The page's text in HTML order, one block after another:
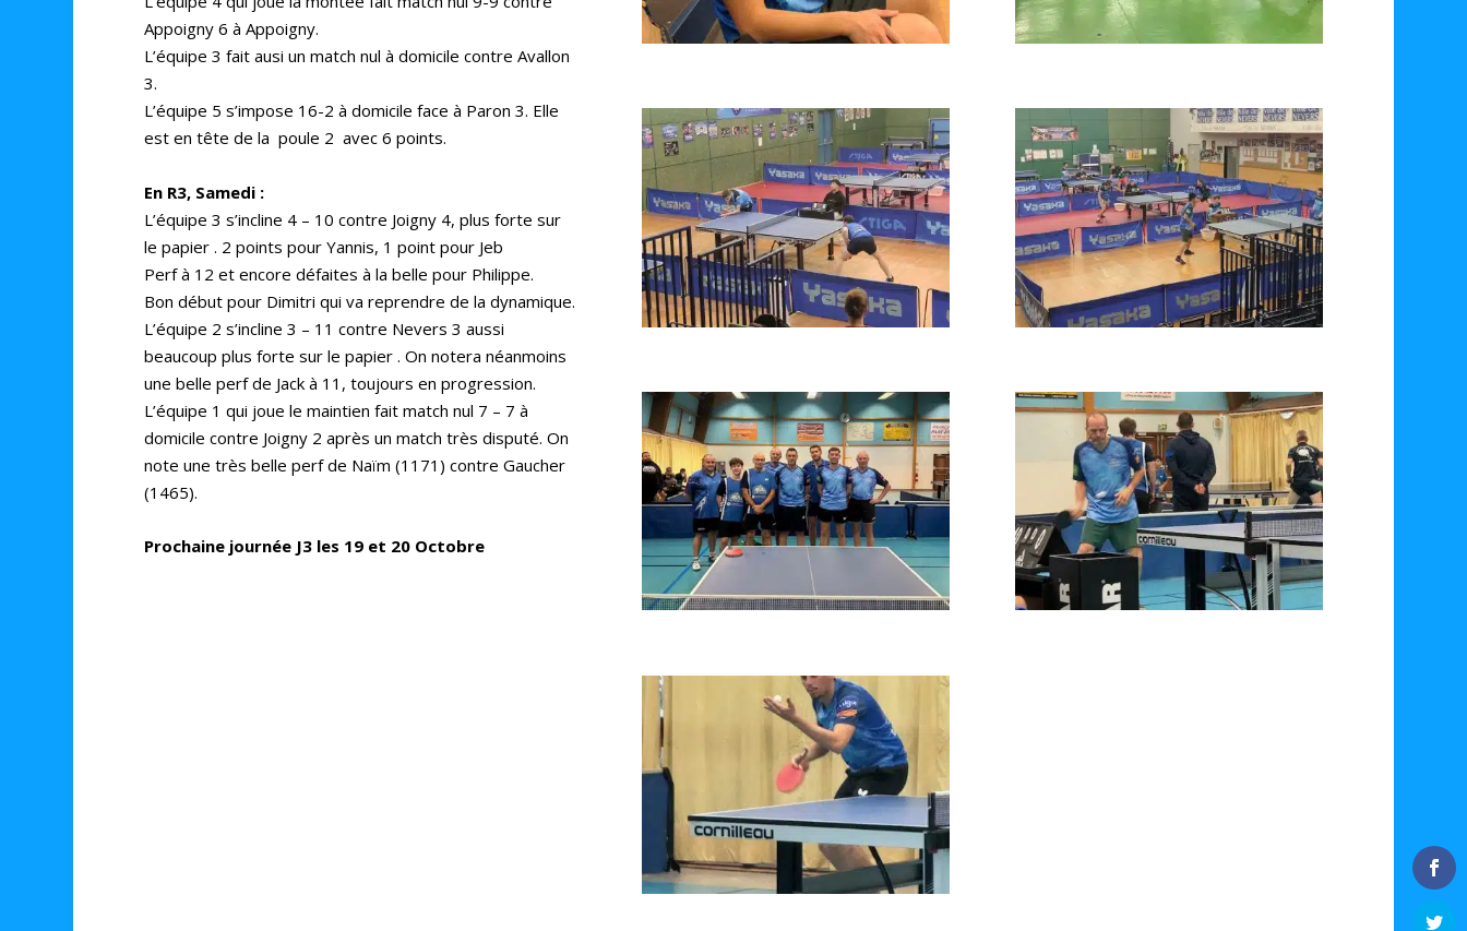
Appoigny 6 à Appoigny.
L’équipe 3 fait ausi un match nul à domicile contre Avallon
3.
L’équipe 5 s’impose 16-2 à domicile face à Paron 3. Elle
est en tête de la poule 2 avec 6 points.
En R3, Samedi :
L’équipe 3 s’incline 4 – 10 contre Joigny 4, plus forte sur
le papier . 2 points pour Yannis, 1 point pour Jeb
Perf à 12 et encore défaites à la belle pour Philippe.
Bon début pour Dimitri qui va reprendre de la dynamique.
L’équipe 2 s’incline 3 – 11 contre Nevers 3 aussi
beaucoup plus forte sur le papier . On notera néanmoins
une belle perf de Jack à 11, toujours en progression.
L’équipe 1 qui joue le maintien fait match nul 7 – 7 à
domicile contre Joigny 2 après un match très disputé. On
note une très belle perf de Naïm (1171) contre Gaucher
(1465).
Prochaine journée J3 les 19 et 20 Octobre